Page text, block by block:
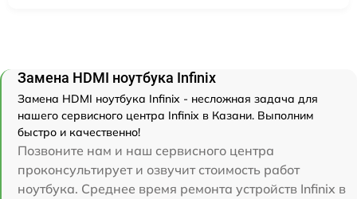
Замена HDMI ноутбука Infinix
Замена HDMI ноутбука Infinix - несложная задача для
нашего сервисного центра Infinix в Казани. Выполним
быстро и качественно!
Позвоните нам и наш сервисного центра
проконсультирует и озвучит стоимость работ
ноутбука. Среднее время ремонта устройств Infinix в